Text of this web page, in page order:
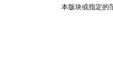
本版块或指定的